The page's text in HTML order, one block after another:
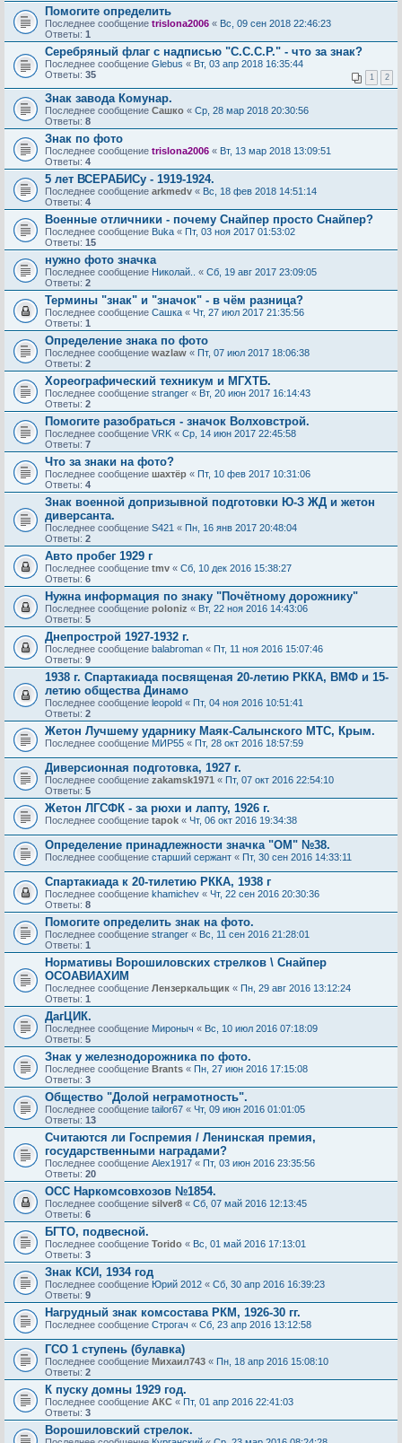
Помогите определить
Последнее сообщение trislona2006 « Вс, 09 сен 2018 22:46:23
Ответы: 1
Серебряный флаг с надписью "С.С.С.Р." - что за знак?
Последнее сообщение Glebus « Вт, 03 апр 2018 16:35:44
Ответы: 35 1 2
Знак завода Комунар.
Последнее сообщение Сашко « Ср, 28 мар 2018 20:30:56
Ответы: 8
Знак по фото
Последнее сообщение trislona2006 « Вт, 13 мар 2018 13:09:51
Ответы: 4
5 лет ВСЕРАБИСу - 1919-1924.
Последнее сообщение arkmedv « Вс, 18 фев 2018 14:51:14
Ответы: 4
Военные отличники - почему Снайпер просто Снайпер?
Последнее сообщение Buka « Пт, 03 ноя 2017 01:53:02
Ответы: 15
нужно фото значка
Последнее сообщение Николай.. « Сб, 19 авг 2017 23:09:05
Ответы: 2
Термины "знак" и "значок" - в чём разница?
Последнее сообщение Сашка « Чт, 27 июл 2017 21:35:56
Ответы: 1
Определение знака по фото
Последнее сообщение wazlaw « Пт, 07 июл 2017 18:06:38
Ответы: 2
Хореографический техникум и МГХТБ.
Последнее сообщение stranger « Вт, 20 июн 2017 16:14:43
Ответы: 2
Помогите разобраться - значок Волховстрой.
Последнее сообщение VRK « Ср, 14 июн 2017 22:45:58
Ответы: 7
Что за знаки на фото?
Последнее сообщение шахтёр « Пт, 10 фев 2017 10:31:06
Ответы: 4
Знак военной допризывной подготовки Ю-З ЖД и жетон
диверсанта.
Последнее сообщение S421 « Пн, 16 янв 2017 20:48:04
Ответы: 2
Авто пробег 1929 г
Последнее сообщение tmv « Сб, 10 дек 2016 15:38:27
Ответы: 6
Нужна информация по знаку "Почётному дорожнику"
Последнее сообщение poloniz « Вт, 22 ноя 2016 14:43:06
Ответы: 5
Днепрострой 1927-1932 г.
Последнее сообщение balabroman « Пт, 11 ноя 2016 15:07:46
Ответы: 9
1938 г. Спартакиада посвященая 20-летию РККА, ВМФ и 15-
летию общества Динамо
Последнее сообщение leopold « Пт, 04 ноя 2016 10:51:41
Ответы: 2
Жетон Лучшему ударнику Маяк-Салынского МТС, Крым.
Последнее сообщение МИР55 « Пт, 28 окт 2016 18:57:59
Диверсионная подготовка, 1927 г.
Последнее сообщение zakamsk1971 « Пт, 07 окт 2016 22:54:10
Ответы: 5
Жетон ЛГСФК - за рюхи и лапту, 1926 г.
Последнее сообщение tapok « Чт, 06 окт 2016 19:34:38
Определение принадлежности значка "ОМ" №38.
Последнее сообщение старший сержант « Пт, 30 сен 2016 14:33:11
Спартакиада к 20-тилетию РККА, 1938 г
Последнее сообщение khamichev « Чт, 22 сен 2016 20:30:36
Ответы: 8
Помогите определить знак на фото.
Последнее сообщение stranger « Вс, 11 сен 2016 21:28:01
Ответы: 1
Нормативы Ворошиловских стрелков \ Снайпер
ОСОАВИАХИМ
Последнее сообщение Лензеркальщик « Пн, 29 авг 2016 13:12:24
Ответы: 1
ДагЦИК.
Последнее сообщение Мироныч « Вс, 10 июл 2016 07:18:09
Ответы: 5
Знак у железнодорожника по фото.
Последнее сообщение Brants « Пн, 27 июн 2016 17:15:08
Ответы: 3
Общество "Долой неграмотность".
Последнее сообщение tailor67 « Чт, 09 июн 2016 01:01:05
Ответы: 13
Считаются ли Госпремия / Ленинская премия,
государственными наградами?
Последнее сообщение Alex1917 « Пт, 03 июн 2016 23:35:56
Ответы: 20
ОСС Наркомсовхозов №1854.
Последнее сообщение silver8 « Сб, 07 май 2016 12:13:45
Ответы: 6
БГТО, подвесной.
Последнее сообщение Torido « Вс, 01 май 2016 17:13:01
Ответы: 3
Знак КСИ, 1934 год
Последнее сообщение Юрий 2012 « Сб, 30 апр 2016 16:39:23
Ответы: 9
Нагрудный знак комсостава РКМ, 1926-30 гг.
Последнее сообщение Строгач « Сб, 23 апр 2016 13:12:58
ГСО 1 ступень (булавка)
Последнее сообщение Михаил743 « Пн, 18 апр 2016 15:08:10
Ответы: 2
К пуску домны 1929 год.
Последнее сообщение АКС « Пт, 01 апр 2016 22:41:03
Ответы: 3
Ворошиловский стрелок.